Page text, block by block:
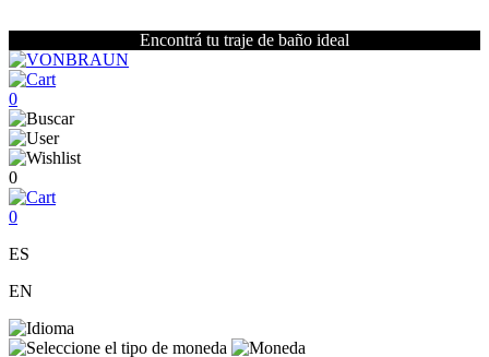
Encontrá tu traje de baño ideal
0
0
0
ES
EN